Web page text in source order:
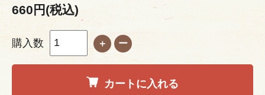
660円(税込)
購入数 ＋ ー
カートに入れる